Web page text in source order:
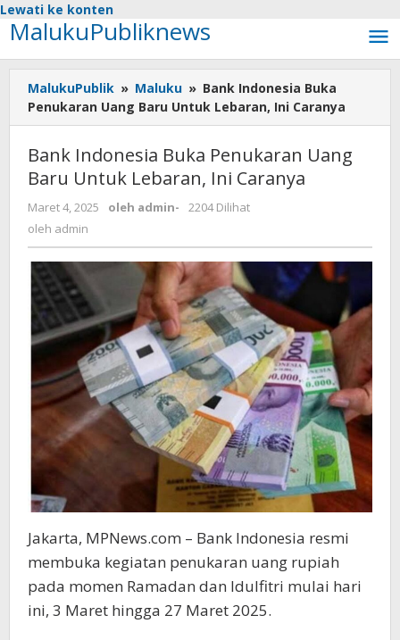
Lewati ke konten
MalukuPubliknews
MalukuPublik » Maluku » Bank Indonesia Buka
Penukaran Uang Baru Untuk Lebaran, Ini Caranya
Bank Indonesia Buka Penukaran Uang
Baru Untuk Lebaran, Ini Caranya
Maret 4, 2025 oleh admin-
2204 Dilihat
oleh admin
Jakarta, MPNews.com – Bank Indonesia resmi
membuka kegiatan penukaran uang rupiah
pada momen Ramadan dan Idulfitri mulai hari
ini, 3 Maret hingga 27 Maret 2025.